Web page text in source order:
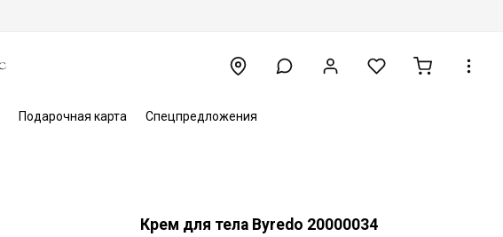
Подарочная карта Спецпредложения
Крем для тела Byredo 20000034